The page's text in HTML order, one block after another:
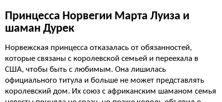
Принцесса Норвегии Марта Луиза и
шаман Дурек
Норвежская принцесса отказалась от обязанностей,
которые связаны с королевской семьей и переехала в
США, чтобы быть с любимым. Она лишилась
официального титула и больше не может представлять
королевский дом. Их союз с африканским шаманом семья